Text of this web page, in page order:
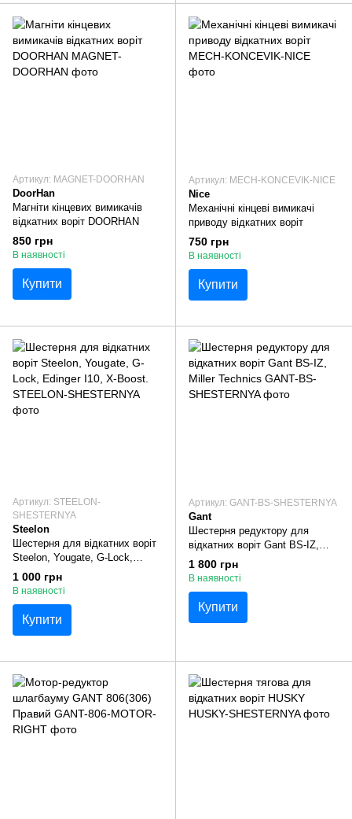
Артикул: MAGNET-DOORHAN
DoorHan
Магніти кінцевих вимикачів
відкатних воріт DOORHAN
850 грн
В наявності
Купити
Артикул: MECH-KONCEVIK-NICE
Nice
Механічні кінцеві вимикачі
приводу відкатних воріт
750 грн
В наявності
Купити
Артикул: STEELON-
SHESTERNYA
Steelon
Шестерня для відкатних воріт
Steelon, Yougate, G-Lock,
Edinger I10, X-Boost.
1 000 грн
В наявності
Купити
Артикул: GANT-BS-SHESTERNYA
Gant
Шестерня редуктору для
відкатних воріт Gant BS-IZ,
Miller Technics
1 800 грн
В наявності
Купити